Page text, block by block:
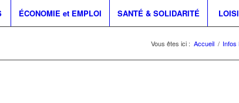
ÉCONOMIE et EMPLOI SANTÉ & SOLIDARITÉ
Vous êtes ici : Accueil / Infos